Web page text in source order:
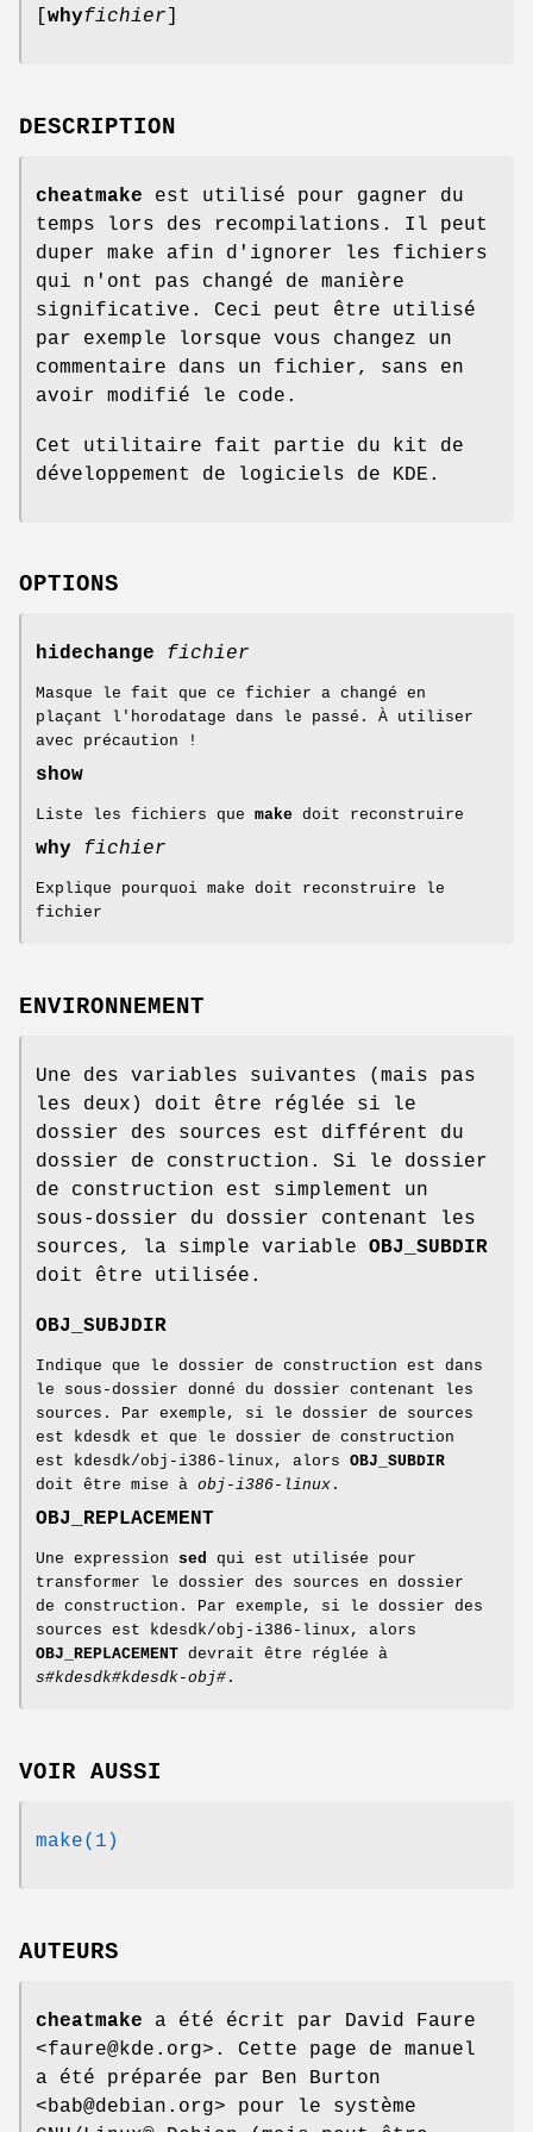
whyfichier
DESCRIPTION
cheatmake est utilisé pour gagner du
temps lors des recompilations. Il peut
duper make afin d'ignorer les fichiers
qui n'ont pas changé de manière
significative. Ceci peut être utilisé
par exemple lorsque vous changez un
commentaire dans un fichier, sans en
avoir modifié le code.
Cet utilitaire fait partie du kit de
développement de logiciels de KDE.
OPTIONS
hidechange fichier
Masque le fait que ce fichier a changé en
plaçant l'horodatage dans le passé. À utiliser
avec précaution !
show
Liste les fichiers que make doit reconstruire
why fichier
Explique pourquoi make doit reconstruire le
fichier
ENVIRONNEMENT
Une des variables suivantes (mais pas
les deux) doit être réglée si le
dossier des sources est différent du
dossier de construction. Si le dossier
de construction est simplement un
sous-dossier du dossier contenant les
sources, la simple variable OBJ_SUBDIR
doit être utilisée.
OBJ_SUBJDIR
Indique que le dossier de construction est dans
le sous-dossier donné du dossier contenant les
sources. Par exemple, si le dossier de sources
est kdesdk et que le dossier de construction
est kdesdk/obj-i386-linux, alors OBJ_SUBDIR
doit être mise à obj-i386-linux .
OBJ_REPLACEMENT
Une expression sed qui est utilisée pour
transformer le dossier des sources en dossier
de construction. Par exemple, si le dossier des
sources est kdesdk/obj-i386-linux, alors
OBJ_REPLACEMENT devrait être réglée à
s#kdesdk#kdesdk-obj# .
VOIR AUSSI
make(1)
AUTEURS
cheatmake a été écrit par David Faure
<faure@kde.org>. Cette page de manuel
a été préparée par Ben Burton
<bab@debian.org> pour le système